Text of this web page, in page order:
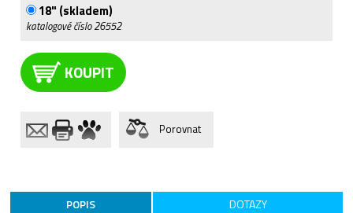
18" (skladem)
katalogové číslo26552
KOUPIT
Porovnat
POPIS DOTAZY